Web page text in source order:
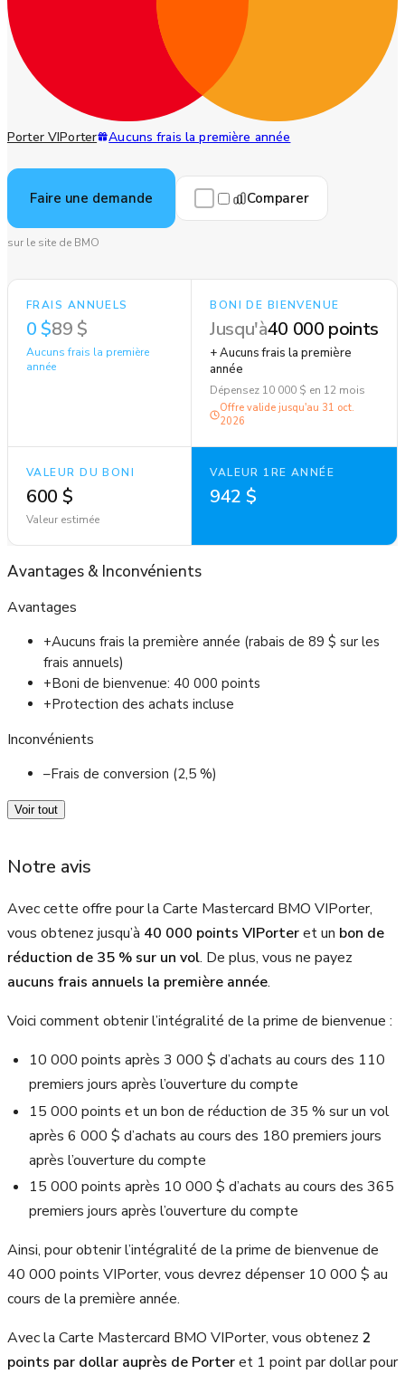
Porter VIPorter Aucuns frais la première année
Faire une demande Comparer
sur le site de BMO
FRAIS ANNUELS
0 $89 $
Aucuns frais la première
année
BONI DE BIENVENUE
Jusqu'à40 000 points
+ Aucuns frais la première
année
Dépensez 10 000 $ en 12 mois
Offre valide jusqu'au 31 oct.
2026
VALEUR DU BONI
600 $
Valeur estimée
VALEUR 1RE ANNÉE
942 $
Avantages & Inconvénients
Avantages
+Aucuns frais la première année (rabais de 89 $ sur les
frais annuels)
+Boni de bienvenue: 40 000 points
+Protection des achats incluse
Inconvénients
–Frais de conversion (2,5 %)
Voir tout
Notre avis
Avec cette offre pour la Carte Mastercard BMO VIPorter,
vous obtenez jusqu’à 40 000 points VIPorteret un bon de
réduction de 35 % sur un vol. De plus, vous ne payez
aucuns frais annuels la première année.
Voici comment obtenir l’intégralité de la prime de bienvenue :
10 000 points après 3 000 $ d’achats au cours des 110
premiers jours après l’ouverture du compte
15 000 points et un bon de réduction de 35 % sur un vol
après 6 000 $ d’achats au cours des 180 premiers jours
après l’ouverture du compte
15 000 points après 10 000 $ d’achats au cours des 365
premiers jours après l’ouverture du compte
Ainsi, pour obtenir l’intégralité de la prime de bienvenue de
40 000 points VIPorter, vous devrez dépenser 10 000 $ au
cours de la première année.
Avec la Carte Mastercard BMO VIPorter, vous obtenez 2
points par dollar auprès de Porteret 1 point par dollar pour